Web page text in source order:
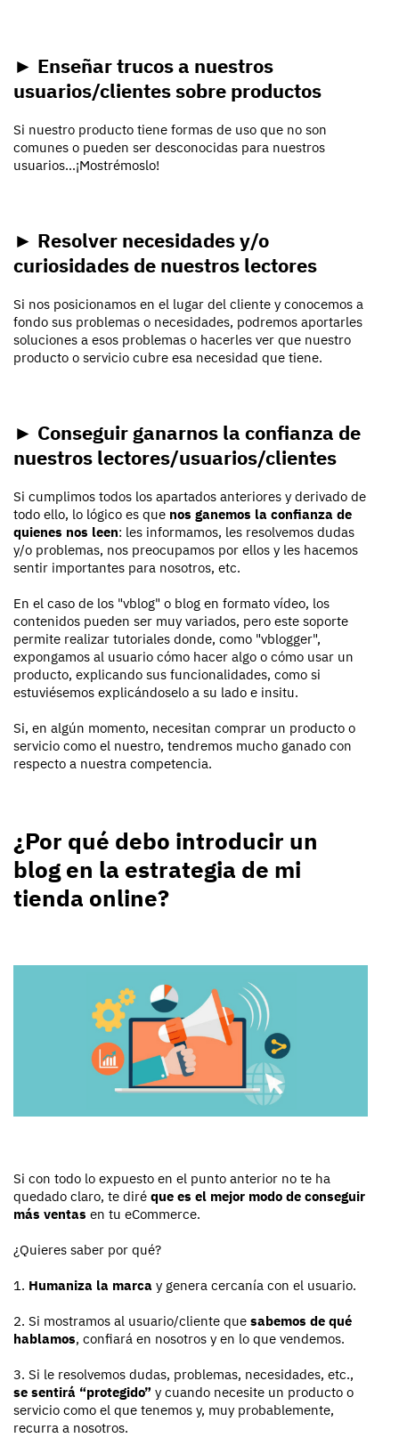
► Enseñar trucos a nuestros
usuarios/clientes sobre productos
Si nuestro producto tiene formas de uso que no son
comunes o pueden ser desconocidas para nuestros
usuarios…¡Mostrémoslo!
► Resolver necesidades y/o
curiosidades de nuestros lectores
Si nos posicionamos en el lugar del cliente y conocemos a
fondo sus problemas o necesidades, podremos aportarles
soluciones a esos problemas o hacerles ver que nuestro
producto o servicio cubre esa necesidad que tiene.
► Conseguir ganarnos la confianza de
nuestros lectores/usuarios/clientes
Si cumplimos todos los apartados anteriores y derivado de
todo ello, lo lógico es que nos ganemos la confianza de
quienes nos leen: les informamos, les resolvemos dudas
y/o problemas, nos preocupamos por ellos y les hacemos
sentir importantes para nosotros, etc.
En el caso de los "vblog" o blog en formato vídeo, los
contenidos pueden ser muy variados, pero este soporte
permite realizar tutoriales donde, como "vblogger",
expongamos al usuario cómo hacer algo o cómo usar un
producto, explicando sus funcionalidades, como si
estuviésemos explicándoselo a su lado e insitu.
Si, en algún momento, necesitan comprar un producto o
servicio como el nuestro, tendremos mucho ganado con
respecto a nuestra competencia.
¿Por qué debo introducir un
blog en la estrategia de mi
tienda online?
Si con todo lo expuesto en el punto anterior no te ha
quedado claro, te diré que es el mejor modo de conseguir
más ventas en tu eCommerce.
¿Quieres saber por qué?
1. Humaniza la marca y genera cercanía con el usuario.
2. Si mostramos al usuario/cliente que sabemos de qué
hablamos, confiará en nosotros y en lo que vendemos.
3. Si le resolvemos dudas, problemas, necesidades, etc.,
se sentirá “protegido” y cuando necesite un producto o
servicio como el que tenemos y, muy probablemente,
recurra a nosotros.